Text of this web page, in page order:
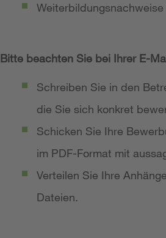
Bitte beachten Sie bei Ihrer E-
Schreiben Sie in den
die Sie sich konkret
Schicken Sie Ihre
im PDF-Format mit
Verteilen Sie Ihre
Dateien.